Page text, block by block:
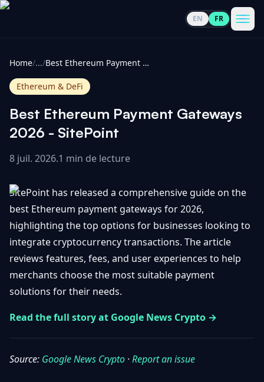
EN FR
Cryptomonnaies
Voir
100
Hausses
Baisses
Actualités
Voir
tout
Mises à
jour du
marché
Bitcoin
&
2
& DeFi
Guides
Voir
tout
Débuter
Investissement
la
Blockchain
NOUS
CONTACTER
Promouvoir
Contact
Home/.../ Best Ethereum Payment Gateways 2026 - SitePoint
Ethereum & DeFi
Best Ethereum Payment Gateways
2026 - SitePoint
8 juil. 2026.1 min de lecture
SitePoint has released a comprehensive guide on the
best Ethereum payment gateways for 2026,
highlighting the top options for businesses looking to
integrate cryptocurrency transactions. The article
reviews features, fees, and user experiences to help
merchants choose the most suitable payment
solutions for their needs.
Read the full story at Google News Crypto →
Source: Google News Crypto ·Report an issue